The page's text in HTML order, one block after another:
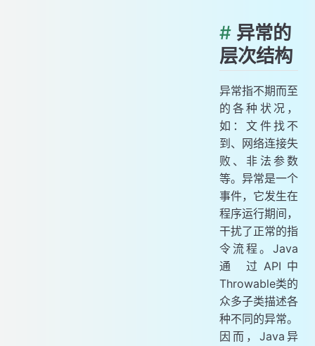
# 异常的
层次结构
异常指不期而至
的各种状况，
如：文件找不
到、网络连接失
败、非法参数
等。异常是一个
事件，它发生在
程序运行期间，
干扰了正常的指
令流程。Java
通 过API中
Throwable类的
众多子类描述各
种不同的异常。
因而，Java异